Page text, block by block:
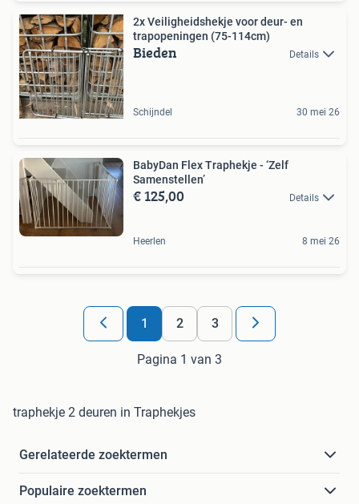
2x Veiligheidshekje voor deur- en
trapopeningen (75-114cm)
Bieden Details
Schijndel 30 mei 26
BabyDan Flex Traphekje - ‘Zelf
Samenstellen’
€ 125,00 Details
Heerlen 8 mei 26
1 2 3
Pagina 1 van 3
traphekje 2 deuren in Traphekjes
Gerelateerde zoektermen
Populaire zoektermen